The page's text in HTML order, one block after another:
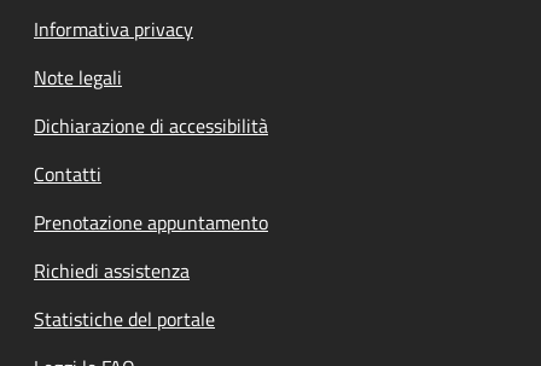
Informativa privacy
Note legali
Dichiarazione di accessibilità
Contatti
Prenotazione appuntamento
Richiedi assistenza
Statistiche del portale